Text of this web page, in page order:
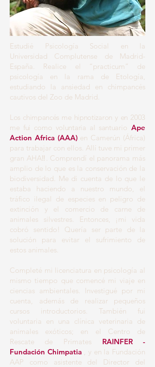
Estudié Psicología Social en la
Universidad Complutense de Madrid-
España. Realice el “practicum” de
psicología en la rama de Etología,
estudiando la ansiedad en chimpancés
cautivos del Zoo de Madrid.
Los chimpancés me hipnotizaron y en 2003
me fui como voluntaria al santuario Ape
Action Africa (AAA) en Camerún (África)
para trabajar con ellos. Allí tuve mi primer
gran AHA‼. Comprendí el panorama más
amplio de lo que es la conservación de la
biodiversidad. Me di cuenta de lo que le
estaba haciendo a nuestro mundo, el
tráfico ilegal de especies en peligro de
extinción y el comercio de carne de
animales silvestres. Entonces, ¡mi vida
cobró sentido! Quería ser parte de la
solución para evitar el sufrimiento de
estos animales.
Completé mi licenciatura en psicología al
mismo tiempo que comencé mi viaje en
ciencias ambientales. Investigué por mi
cuenta, además de realizar pequeños
cursos introductorios. También fui
voluntaria en una clínica veterinaria de
animales exóticos; en el Centro de
Rescate de Primates
RAINFER -
Fundación Chimpatia, y en la Fundación
AAP como asistente del Director del